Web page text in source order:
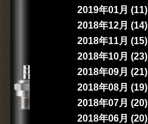
2019年01月 (11)
2018年12月 (14)
2018年11月 (15)
2018年10月 (23)
2018年09月 (21)
2018年08月 (19)
2018年07月 (20)
2018年06月 (20)